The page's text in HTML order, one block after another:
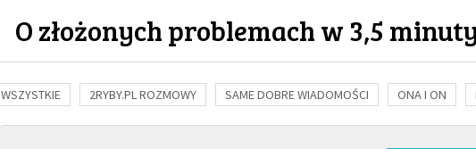
O złożonych problemach w 3,5 minuty
WSZYSTKIE 2RYBY.PL ROZMOWY SAME DOBRE WIADOMOŚCI ONA I ON
BUDOWANIE WIĘZI RODZINA NAUKA BIBLIA KOBIETA MĘŻCZYZNA